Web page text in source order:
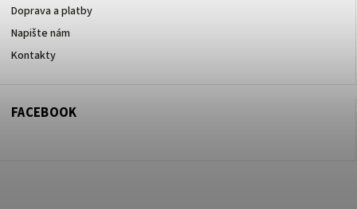
Doprava a platby
Napište nám
Kontakty
FACEBOOK